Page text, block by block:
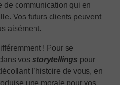
de communication qui en
Vos futurs clients peuvent
aisément.
! Pour se
vos storytellings pour
l’histoire de vous, en
une morale pour vos